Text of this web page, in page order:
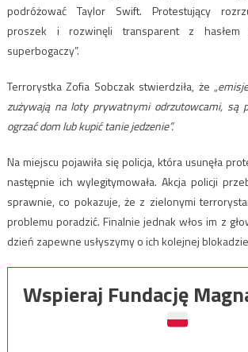
podróżować Taylor Swift. Protestujący
proszek i rozwinęli transparent z
superbogaczy”.
Terrorystka Zofia Sobczak stwierdziła, że
zużywają na loty prywatnymi odrzutowcami, są
ogrzać dom lub kupić tanie jedzenie”.
Na miejscu pojawiła się policja, która usunęła
następnie ich wylegitymowała. Akcja policji
sprawnie, co pokazuje, że z zielonymi
problemu poradzić. Finalnie jednak włos im z
dzień zapewne usłyszymy o ich kolejnej
Wspieraj Fundację